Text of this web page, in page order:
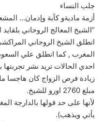
جلب النساء
أزمة ماديةو كآبة وإدمان…
“الشيخ المعالج الروحاني
انطلق الشيخ الروحاني
المغرب , كما انطلق علي
احدي الحالات تريد نشر تجربتها
زيادة فرص الزواج كان هاجسا
مبلغ 2760 اورو للشيخ.
لأنها على حد قولها بالدارجة
يأتي ويذهب).